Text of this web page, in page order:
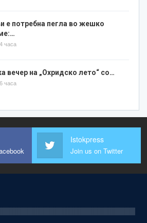
е потребна пегла во жешко
часа
вечер на „Охридско лето“ со…
часа
Istokpress
Join us on Twitter